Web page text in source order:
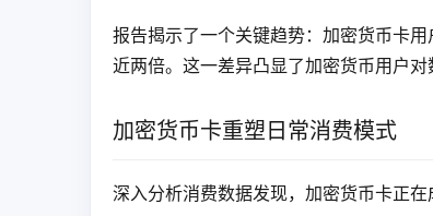
报告揭示了一个关键趋势：加密货币卡
近两倍。这一差异凸显了加密货币用户对
加密货币卡重塑日常消费模式
深入分析消费数据发现，加密货币卡正